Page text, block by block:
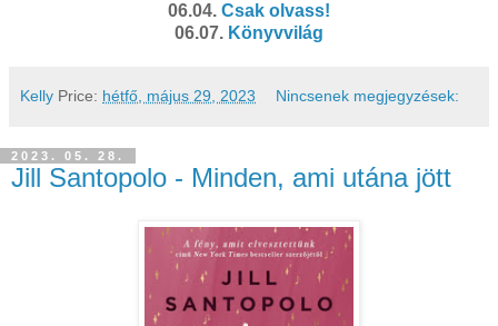
06.04. Csak olvass!
06.07. Könyvvilág
Kelly Price: hétfő, május 29, 2023 Nincsenek megjegyzések:
2023. 05. 28.
Jill Santopolo - Minden, ami utána jött